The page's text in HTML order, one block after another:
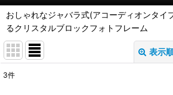
おしゃれなジャバラ式(アコーディオンタイ
るクリスタルブロックフォトフレーム
表示
3件